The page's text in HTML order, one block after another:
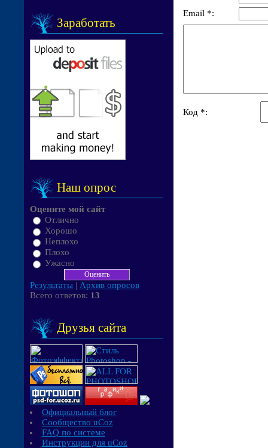
Заработать
Наш опрос
Оцените мой сайт
Отлично
Хорошо
Неплохо
Плохо
Ужасно
Результаты | Архив опросов
Всего ответов: 13
Друзья сайта
Официальный блог
Сообщество uCoz
FAQ по системе
Инструкции для uCoz
Email *:
Код *: